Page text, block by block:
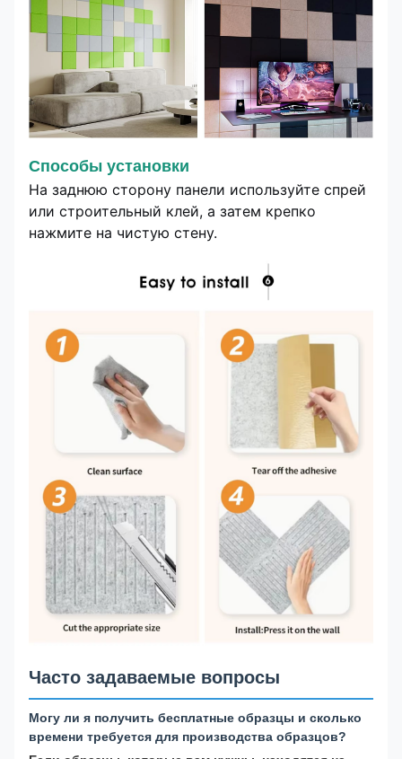
Способы установки
На заднюю сторону панели используйте спрей
или строительный клей, а затем крепко
нажмите на чистую стену.
Часто задаваемые вопросы
Могу ли я получить бесплатные образцы и сколько
времени требуется для производства образцов?